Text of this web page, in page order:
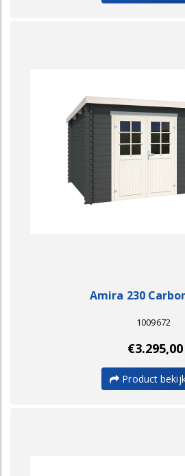
Amira 230
1009672
€3.295,00
Product